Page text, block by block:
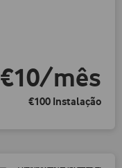
€10/mês
€100 Instalação